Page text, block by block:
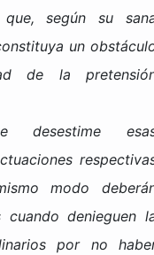
que, según su
un
de la
desestime
modo
denieguen
por no